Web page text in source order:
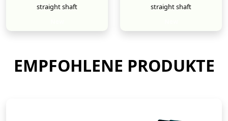
straight shaft
straight shaft
EMPFOHLENE PRODUKTE